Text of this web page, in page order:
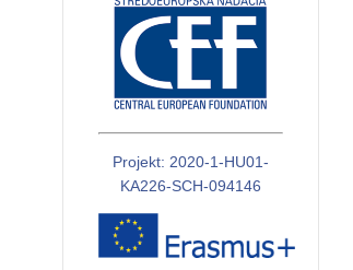
Projekt: 2020-1-HU01-
KA226-SCH-094146